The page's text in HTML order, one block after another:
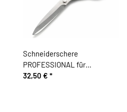
Schneiderschere
PROFESSIONAL für
Linkshänder, 21 cm, Prym
32,50 € *